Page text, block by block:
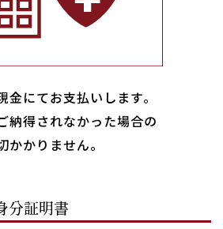
金にてお支払いします｡
納得されなかった場合の
かかりません。
分証明書